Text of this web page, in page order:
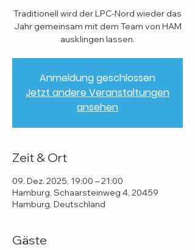
Traditionell wird der LPC-Nord wieder das
Jahr gemeinsam mit dem Team von HAM
ausklingen lassen.
Anmeldung geschlossen
Jetzt andere Veranstaltungen
ansehen
Zeit & Ort
09. Dez. 2025, 19:00 – 21:00
Hamburg, Schaarsteinweg 4, 20459
Hamburg, Deutschland
Gäste